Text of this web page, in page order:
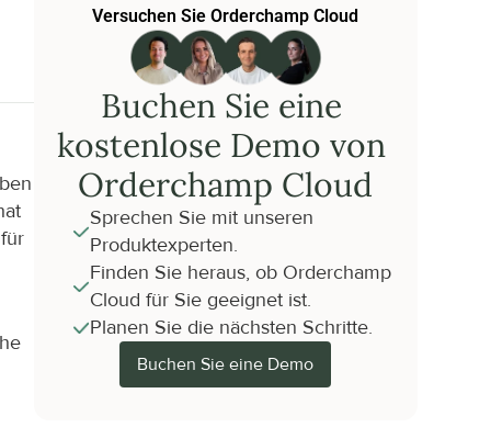
Versuchen Sie Orderchamp Cloud
Buchen Sie eine
kostenlose Demo von
Orderchamp Cloud
Sprechen Sie mit unseren
Produktexperten.
Finden Sie heraus, ob Orderchamp
Cloud für Sie geeignet ist.
Planen Sie die nächsten Schritte.
Buchen Sie eine Demo